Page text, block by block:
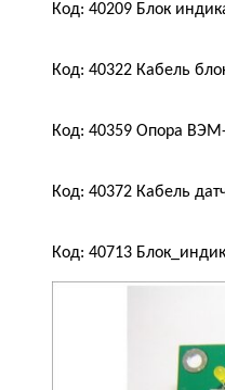
Код: 40209 Блок
Код: 40322 Кабель
Код: 40359 Опора
Код: 40372 Кабель
Код: 40713